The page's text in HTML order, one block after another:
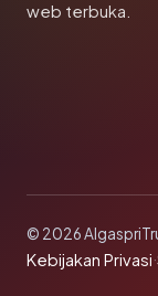
web terbuka.
© 2026
Kebijakan Privasi·